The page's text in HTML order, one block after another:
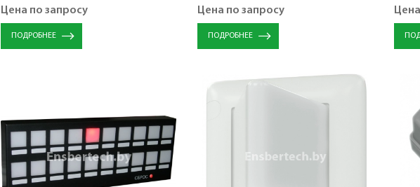
Цена по запросу
ПОДРОБНЕЕ
Цена по запросу
ПОДРОБНЕЕ